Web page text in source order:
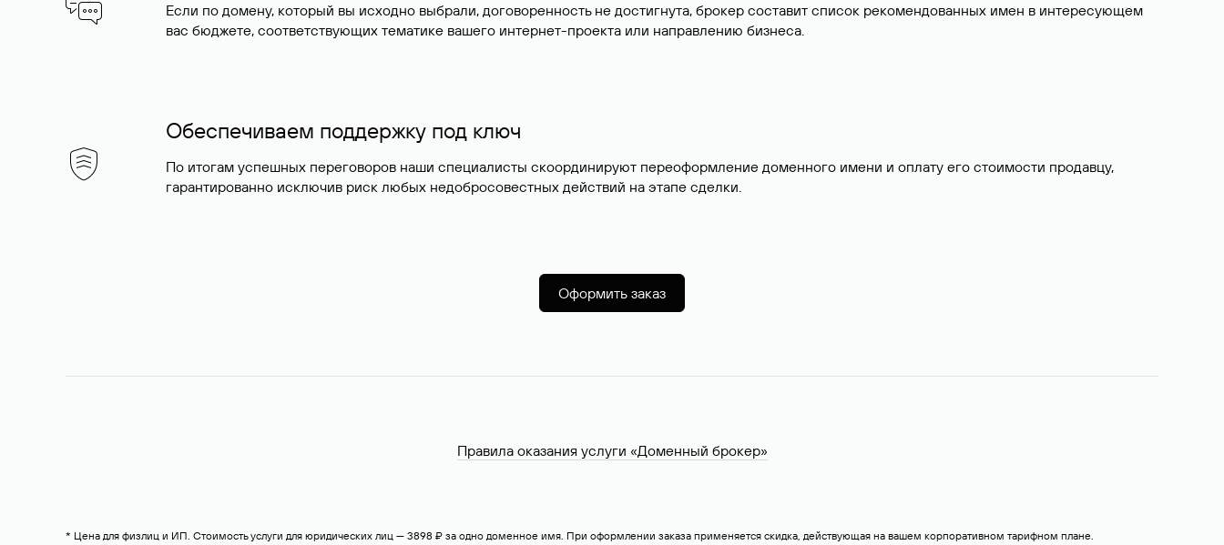
Если по домену, который вы исходно выбрали, договоренность не достигнута, брокер составит список рекомендованных имен в интересующем
вас бюджете, соответствующих тематике вашего интернет-проекта или направлению бизнеса.
Обеспечиваем поддержку под ключ
По итогам успешных переговоров наши специалисты скоординируют переоформление доменного имени и оплату его стоимости продавцу,
гарантированно исключив риск любых недобросовестных действий на этапе сделки.
Оформить заказ
Правила оказания услуги «Доменный брокер»
* Цена для физлиц и ИП. Стоимость услуги для юридических лиц — 3898 ₽ за одно доменное имя. При оформлении заказа применяется скидка, действующая на вашем корпоративном тарифном плане.